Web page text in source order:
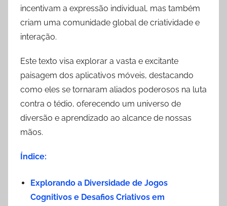
incentivam a expressão individual, mas também
criam uma comunidade global de criatividade e
interação.
Este texto visa explorar a vasta e excitante
paisagem dos aplicativos móveis, destacando
como eles se tornaram aliados poderosos na luta
contra o tédio, oferecendo um universo de
diversão e aprendizado ao alcance de nossas
mãos.
Índice:
Explorando a Diversidade de Jogos
Cognitivos e Desafios Criativos em